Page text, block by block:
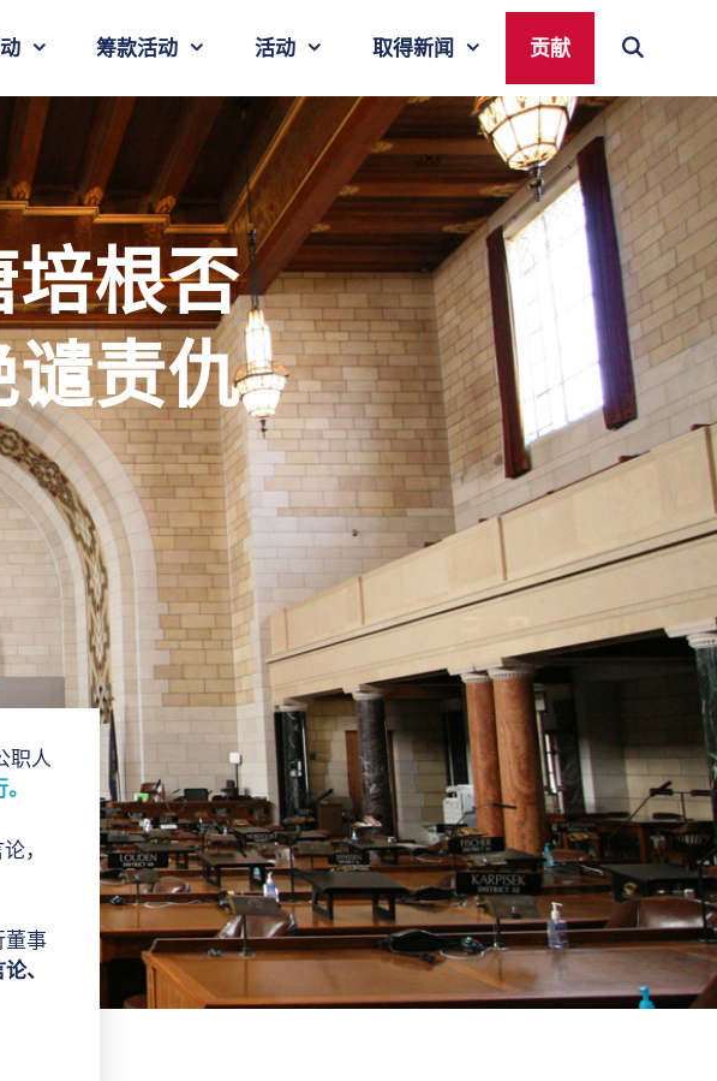
筹款活动 活动 取得新闻 贡献
根否
责仇
职人
，
事
、